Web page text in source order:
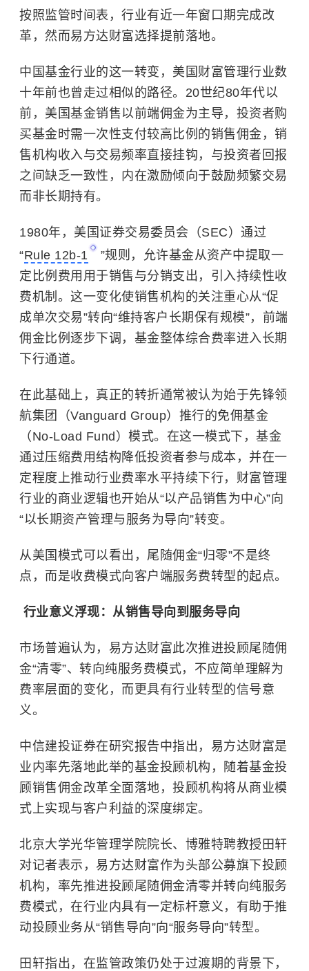
按照监管时间表，行业有近一年窗口期完成改
革，然而易方达财富选择提前落地。
中国基金行业的这一转变，美国财富管理行业数
十年前也曾走过相似的路径。20世纪80年代以
前，美国基金销售以前端佣金为主导，投资者购
买基金时需一次性支付较高比例的销售佣金，销
售机构收入与交易频率直接挂钩，与投资者回报
之间缺乏一致性，内在激励倾向于鼓励频繁交易
而非长期持有。
1980年， 美国证券交易委员会 （SEC）通过
“Rule 12b-1
”规则，允许基金从资产中提取一
定比例费用用于销售与分销支出，引入持续性收
费机制。这一变化使销售机构的关注重心从“促
成单次交易”转向“维持客户长期保有规模”，前端
佣金比例逐步下调，基金整体综合费率进入长期
下行通道。
在此基础上，真正的转折通常被认为始于先锋领
航集团（Vanguard Group）推行的免佣基金
（No-Load Fund）模式。在这一模式下，基金
通过压缩费用结构降低投资者参与成本，并在一
定程度上推动行业费率水平持续下行，财富管理
行业的商业逻辑也开始从“以产品销售为中心”向
“以长期资产管理与服务为导向”转变。
从美国模式可以看出，尾随佣金“归零”不是终
点，而是收费模式向客户端服务费转型的起点。
行业意义浮现：从销售导向到服务导向
市场普遍认为，易方达财富此次推进投顾尾随佣
金“清零”、转向纯服务费模式，不应简单理解为
费率层面的变化，而更具有行业转型的信号意
义。
中信建投证券在研究报告中指出，易方达财富是
业内率先落地此举的基金投顾机构，随着基金投
顾销售佣金改革全面落地，投顾机构将从商业模
式上实现与客户利益的深度绑定。
北京大学光华管理学院院长、博雅特聘教授田轩
对记者表示，易方达财富作为头部公募旗下投顾
机构，率先推进投顾尾随佣金清零并转向纯服务
费模式，在行业内具有一定标杆意义，有助于推
动投顾业务从“销售导向”向“服务导向”转型。
田轩指出，在监管政策仍处于过渡期的背景下，